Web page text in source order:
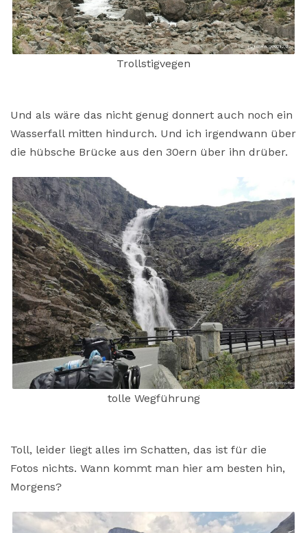
Trollstigvegen
Und als wäre das nicht genug donnert auch noch ein
Wasserfall mitten hindurch. Und ich irgendwann über
die hübsche Brücke aus den 30ern über ihn drüber.
tolle Wegführung
Toll, leider liegt alles im Schatten, das ist für die
Fotos nichts. Wann kommt man hier am besten hin,
Morgens?